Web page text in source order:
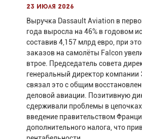
23 июля 2026
Выручка Dassault Aviation в
года выросла на 46% в годовом
составив 4,157 млрд евро, при
заказов на самолёты Falcon
втрое. Председатель совета
генеральный директор компании
связал это с общим
деловой авиации. Позитивную
сдерживали проблемы в
введение правительством
дополнительного налога, что